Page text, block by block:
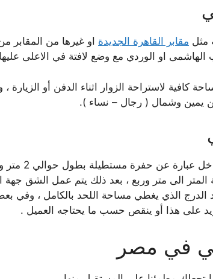
مثل مقابر القاهرة الجديدة او غيرها من المقابر
او الوردي مع وضع لافتة في الاعلى
كافية لاستراحة الزوار اثناء الدفن أو الزيارة
يمين وشمال ( رجال – نساء ).
الى متر وربع ، بعد ذلك يتم عمل الشق جهة
في مصر